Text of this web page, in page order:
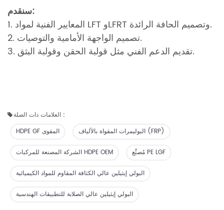
سنقدم:
1. المعايير الفنية لمواد LFT وLFRT وتصميم الحافة الرائدة.
2. تصميم الواجهة الأمامية والتوصيات.
3. تقديم الدعم الفني مثل قولبة الحقن وقولبة البثق.
العلامات ذات الصلة :
HDPE GF المقوى
البوليمرات المقواة بالألياف (FRP)
الشركة المصنعة للمركبات HDPE OEM مُصنِّع PE LGF
البولي إيثيلين عالي الكثافة المقاوم للمواد الكيميائية
البولي إيثيلين عالي الصلابة للتطبيقات الهندسية